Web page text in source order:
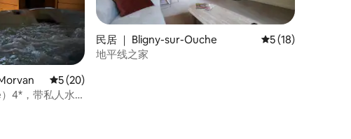
平均评分 5 分（满分 5 分），共 20 条评价
5 (20)
4*，带私人水
民居 ｜ Bligny-sur-Ouche 平均评分 5 分（满
5 (18)
地平线之家